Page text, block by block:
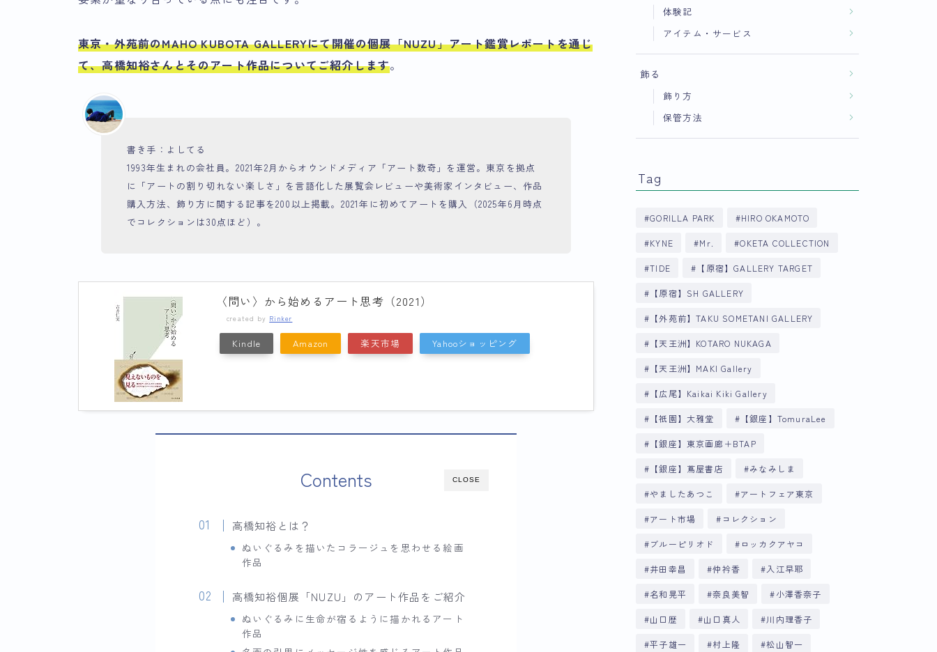
東京・外苑前のMAHO KUBOTA GALLERYにて開催の個展「NUZU」アート鑑賞レポートを通じ
て、高橋知裕さんとそのアート作品についてご紹介します。
書き手：よしてる
1993年生まれの会社員。2021年2月からオウンドメディア「アート数奇」を運営。東京を拠点
に「アートの割り切れない楽しさ」を言語化した展覧会レビューや美術家インタビュー、作品
購入方法、飾り方に関する記事を200以上掲載。2021年に初めてアートを購入（2025年6月時点
でコレクションは30点ほど）。
〈問い〉から始めるアート思考（2021）
created by Rinker
Kindle Amazon 楽天市場 Yahooショッピング
CLOSE
Contents
高橋知裕とは？
ぬいぐるみを描いたコラージュを思わせる絵画
作品
高橋知裕個展「NUZU」のアート作品をご紹介
ぬいぐるみに生命が宿るように描かれるアート
作品
体験記
アイテム・サービス
飾る
飾り方
保管方法
Tag
GORILLA PARK HIRO OKAMOTO
KYNE Mr. OKETA COLLECTION
TIDE 【原宿】GALLERY TARGET
【原宿】SH GALLERY
【外苑前】TAKU SOMETANI GALLERY
【天王洲】KOTARO NUKAGA
【天王洲】MAKI Gallery
【広尾】Kaikai Kiki Gallery
【祇園】大雅堂 【銀座】TomuraLee
【銀座】東京画廊＋BTAP
【銀座】蔦屋書店 みなみしま
やましたあつこ アートフェア東京
アート市場 コレクション
ブルーピリオド ロッカクアヤコ
井田幸昌 仲衿香 入江早耶
名和晃平 奈良美智 小澤香奈子
山口歴 山口真人 川内理香子
平子雄一 村上隆 松山智一